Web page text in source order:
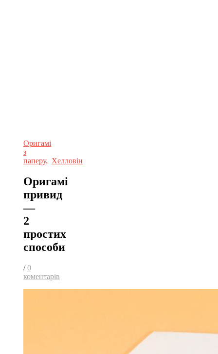
Оригамі
з
паперу, Хелловін
Оригамі
привид
—
2
простих
способи
/ 0
коментарів